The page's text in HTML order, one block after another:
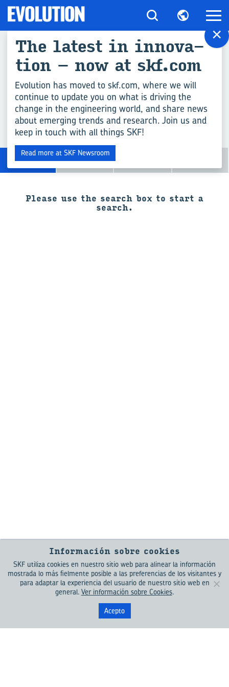
WHAT ARE YOU SEAR­
CHING?
All Evolution
Please use the search box to start a
search.
×
The la­test in in­no­va­
tion – now at skf.com
Evolution has moved to skf.com, where we will
continue to update you on what is driving the
change in the engineering world, and share news
about emerging trends and research. Join us and
keep in touch with all things SKF!
Read more at SKF Newsroom
Información sobre cookies
SKF utiliza cookies en nuestro sitio web para alinear la información
mostrada lo más fielmente posible a las preferencias de los visitantes y
para adaptar la experiencia del usuario de nuestro sitio web en
general. Ver información sobre Cookies.
Acepto